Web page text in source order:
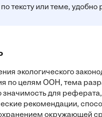
тексту или теме,
экологического
по целям ООН, тема
значимость для
рекомендации,
окружающей